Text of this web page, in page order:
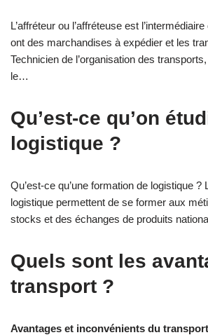
L’affréteur ou l’affréteuse est
ont des marchandises à expédier et les
Technicien de l’organisation des
le…
Qu’est-ce qu’on
logistique ?
Qu’est-ce qu’une formation de logistique ?
logistique permettent de se former aux
stocks et des échanges de produits
Quels sont les
transport ?
Avantages et inconvénients du transport